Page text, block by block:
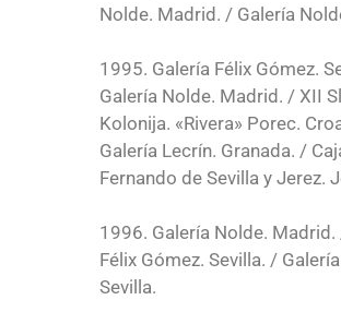
Nolde. Madrid. / Galería
1995. Galería Félix Gómez.
Galería Nolde. Madrid. / XII
Kolonija. «Rivera» Porec.
Galería Lecrín. Granada. /
Fernando de Sevilla y Jerez.
1996. Galería Nolde. Madrid.
Félix Gómez. Sevilla. /
Sevilla.